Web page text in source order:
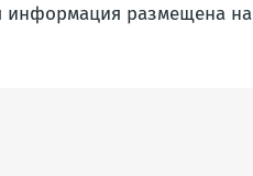
информация размещена на